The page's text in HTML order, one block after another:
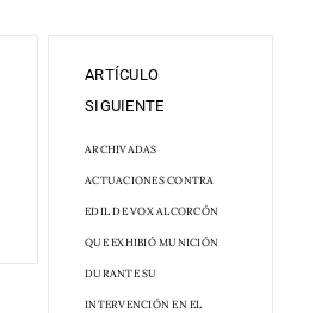
ARTÍCULO
SIGUIENTE
ARCHIVADAS
ACTUACIONES CONTRA
EDIL DE VOX ALCORCÓN
QUE EXHIBIÓ MUNICIÓN
DURANTE SU
INTERVENCIÓN EN EL